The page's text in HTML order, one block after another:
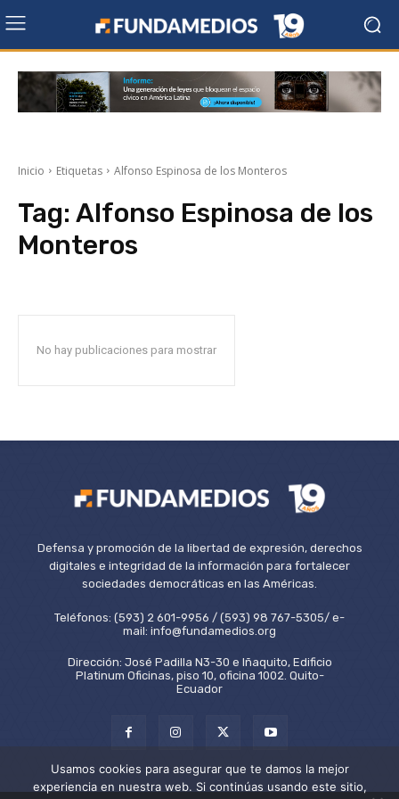
Inicio Etiquetas Alfonso Espinosa de los Monteros
Tag: Alfonso Espinosa de los
Monteros
No hay publicaciones para mostrar
Defensa y promoción de la libertad de expresión, derechos
digitales e integridad de la información para fortalecer
sociedades democráticas en las Américas.
Teléfonos: (593) 2 601-9956 / (593) 98 767-5305/ e-
mail: info@fundamedios.org
Dirección: José Padilla N3-30 e Iñaquito, Edificio
Platinum Oficinas, piso 10, oficina 1002. Quito-
Ecuador
Usamos cookies para asegurar que te damos la mejor
experiencia en nuestra web. Si continúas usando este sitio,